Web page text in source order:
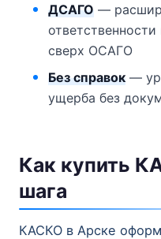
ДСАГО—
сверх ОСАГО
Без справок—
ущерба без
Как купить
шага
КАСКО в Арске